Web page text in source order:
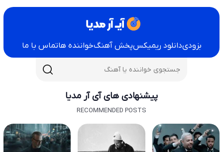
بزودیدانلود ریمیکسپخش آهنگخواننده هاتماس با ما
پیشنهادی های آی آر مدیا
RECOMMENDED POSTS